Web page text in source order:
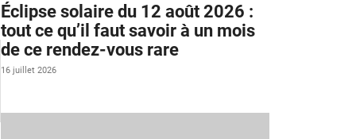
Éclipse solaire du 12 août 2026 :
tout ce qu’il faut savoir à un mois
de ce rendez-vous rare
16 juillet 2026